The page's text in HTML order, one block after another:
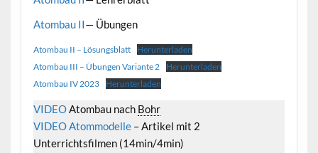
Atombau II— Übungen
Atombau II – Lösungsblatt
Herunterladen
Atombau III – Übungen Variante 2
Herunterladen
Atombau IV 2023
Herunterladen
VIDEOAtombau nach Bohr
VIDEO Atommodelle – Artikel mit 2
Unterrichtsfilmen (14min/4min)